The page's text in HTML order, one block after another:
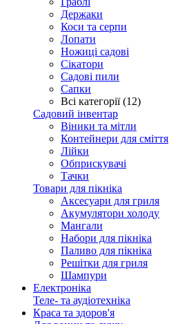
Держаки
Коси та серпи
Лопати
Ножиці садові
Сікатори
Садові пили
Сапки
Всі категорії (12)
Садовий інвентар
Віники та мітли
Контейнери для сміття
Лійки
Обприскувачі
Тачки
Товари для пікніка
Аксесуари для гриля
Акумулятори холоду
Мангали
Набори для пікніка
Паливо для пікніка
Решітки для гриля
Шампури
Електроніка
Теле- та аудіотехніка
Краса та здоров'я